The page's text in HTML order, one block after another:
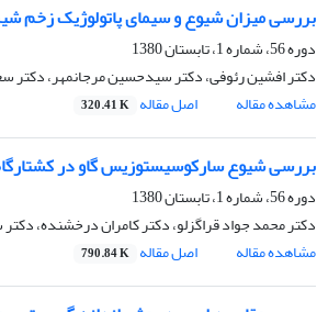
بررسی میزان شیوع و سیمای پاتولوژیک زخم
دوره 56، شماره 1، تابستان 1380
دکتر افشین رئوفی، دکتر سیدحسین مرجانمهر، دکتر
مشاهده مقاله
اصل مقاله 320.41 K
بررسی شیوع سارکوسیستوزیس گاو در
دوره 56، شماره 1، تابستان 1380
دکتر محمد جواد قراگزلو، دکتر کامران درخشنده،
مشاهده مقاله
اصل مقاله 790.84 K